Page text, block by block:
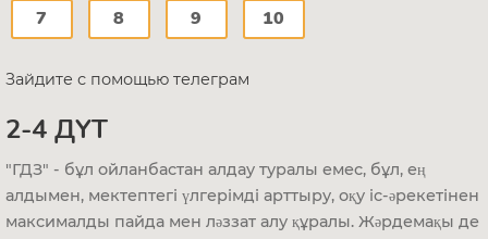
7 8 9 10
Зайдите с помощью телеграм
2-4 ДҮТ
"ГДЗ" - бұл ойланбастан алдау туралы емес, бұл, ең
алдымен, мектептегі үлгерімді арттыру, оқу іс-әрекетінен
максималды пайда мен ләззат алу құралы. Жәрдемақы де